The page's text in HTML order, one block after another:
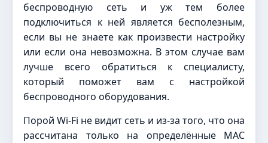
беспроводную сеть и уж тем более
подключиться к ней является бесполезным,
если вы не знаете как произвести настройку
или если она невозможна. В этом случае вам
лучше всего обратиться к специалисту,
который поможет вам с настройкой
беспроводного оборудования.
Порой Wi-Fi не видит сеть и из-за того, что она
рассчитана только на определённые MAC